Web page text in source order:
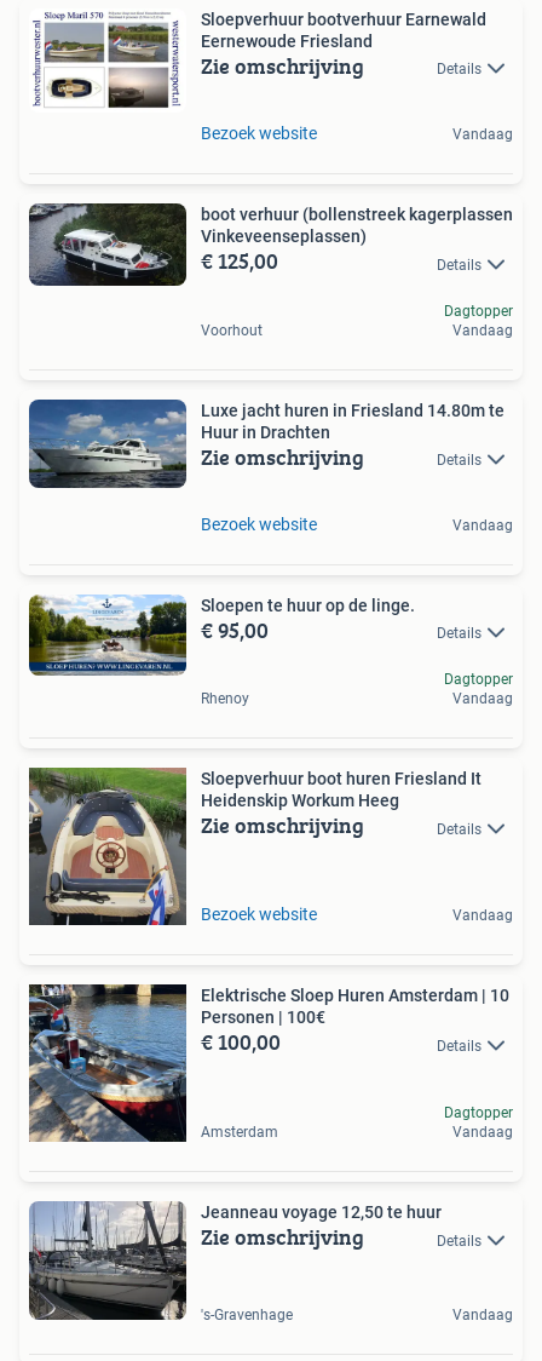
Sloepverhuur bootverhuur Earnewald
Eernewoude Friesland
Zie omschrijving Details
Bezoek website Vandaag
boot verhuur (bollenstreek kagerplassen
Vinkeveenseplassen)
€ 125,00 Details
Voorhout
Dagtopper
Vandaag
Luxe jacht huren in Friesland 14.80m te
Huur in Drachten
Zie omschrijving Details
Bezoek website Vandaag
Sloepen te huur op de linge.
€ 95,00 Details
Rhenoy
Dagtopper
Vandaag
Sloepverhuur boot huren Friesland It
Heidenskip Workum Heeg
Zie omschrijving Details
Bezoek website Vandaag
Elektrische Sloep Huren Amsterdam | 10
Personen | 100€
€ 100,00 Details
Amsterdam
Dagtopper
Vandaag
Jeanneau voyage 12,50 te huur
Zie omschrijving Details
's-Gravenhage Vandaag